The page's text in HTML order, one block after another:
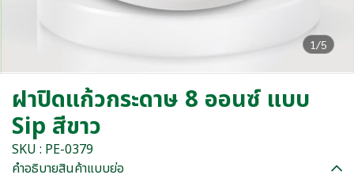
1/5
ฝาปิดแก้วกระดาษ 8 ออนซ์ แบบ
Sip สีขาว
SKU : PE-0379
คำอธิบายสินค้าแบบย่อ